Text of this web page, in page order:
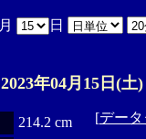
月 日
2023年04月15日(土)
214.2 cm
[デー